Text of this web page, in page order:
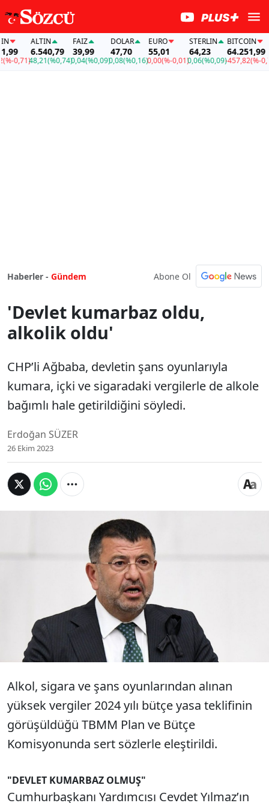
0,71)
ALTIN
6.540,79
48,21(%0,74)
FAİZ
39,99
0,04(%0,09)
DOLAR
47,70
0,08(%0,16)
EURO
55,01
0,00(%-0,01)
STERLIN
64,23
0,06(%0,09)
BITCOIN
64.251,99
-457,82(%-
Haberler - Gündem Abone Ol
'Devlet kumarbaz oldu,
alkolik oldu'
CHP’li Ağbaba, devletin şans oyunlarıyla
kumara, içki ve sigaradaki vergilerle de alkole
bağımlı hale getirildiğini söyledi.
Erdoğan SÜZER
26 Ekim 2023
CHP’li Ağbaba, devletin şans
oyunlarıyla kumara, içki ve sigaradaki
vergilerle de alkole bağımlı hale
getirildiğini söyledi.
Alkol, sigara ve şans oyunlarından alınan
yüksek vergiler 2024 yılı bütçe yasa teklifinin
görüşüldüğü TBMM Plan ve Bütçe
Komisyonunda sert sözlerle eleştirildi.
"DEVLET KUMARBAZ OLMUŞ"
Cumhurbaşkanı Yardımcısı Cevdet Yılmaz’ın